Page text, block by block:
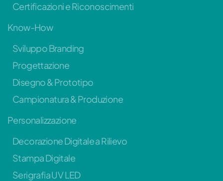
Certificazioni e Riconoscimenti
Know-How
Sviluppo Branding
Progettazione
Disegno & Prototipo
Campionatura & Produzione
Personalizzazione
Decorazione Digitale a Rilievo
Stampa Digitale
Serigrafia UV LED